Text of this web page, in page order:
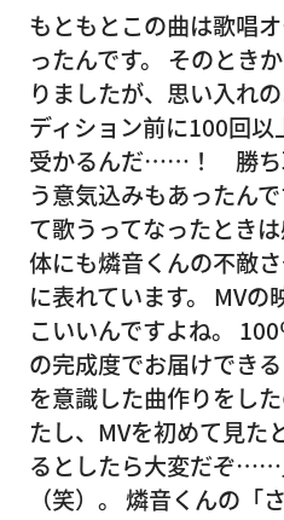
もともとこの曲は歌唱
ったんです。 そのとき
りましたが、思い入れ
ディション前に100回
受かるんだ……！ 勝ち
う意気込みもあったん
て歌うってなったとき
体にも燐音くんの不敵
に表れています。 MVの
こいいんですよね。
の完成度でお届けでき
を意識した曲作りをし
たし、MVを初めて見た
るとしたら大変だぞ……
（笑）。 燐音くんの「